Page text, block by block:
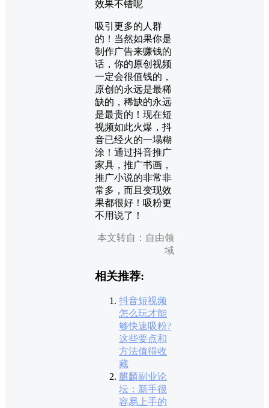
效果不错呢
吸引更多的人群
的！当然如果你是
制作广告来赚钱的
话，你的原创视频
一定会很值钱的，
原创的永远是最稀
缺的，稀缺的永远
是最贵的！现在短
视频如此火爆，抖
音已经火的一塌糊
涂！通过抖音推广
家具，推广书画，
推广小说的非常非
常多，而且变现效
果都很好！吸粉更
不用说了！
本文转自：自由领
域
相关推荐:
抖音短视频
怎么玩才能
够快速吸粉?
这些要点和
方法值得收
藏
麒麟副业论
坛：新手很
容易上手的